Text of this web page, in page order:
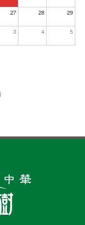
27 28 29
3 4 5